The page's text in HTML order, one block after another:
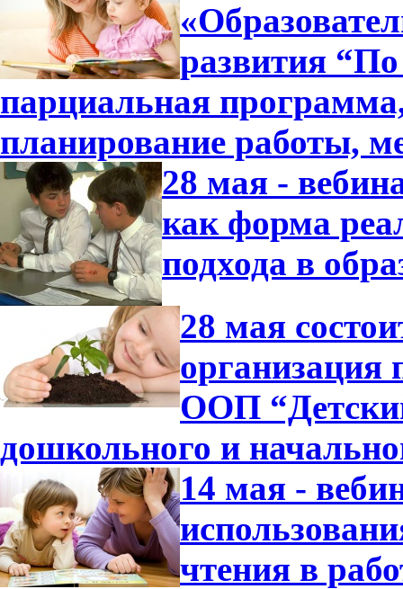
развития
парциальная
планирование работы,
28 мая -
как форма
подхода в
28 мая
организация
ООП
дошкольного и
14 мая -
чтения в